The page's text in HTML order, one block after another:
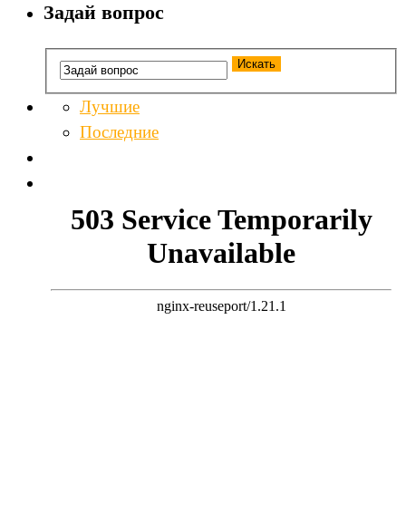
Задай вопрос
Лучшие
Последние